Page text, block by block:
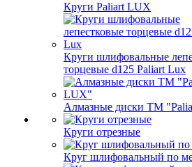
Круги Paliart LUX
Круги шлифовальные
торцевые d125 Paliart Lux
Алмазные диски ТМ
Круги отрезные
Круг шлифовальный по